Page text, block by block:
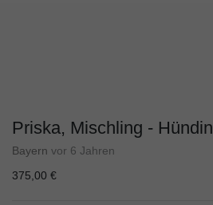
Priska, Mischling - Hündin
Bayern vor 6 Jahren
375,00 €